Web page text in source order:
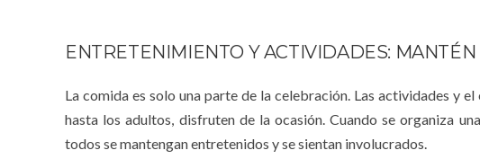
ENTRETENIMIENTO Y ACTIVIDADES:
La comida es solo una parte de la celebración. Las actividades y
hasta los adultos, disfruten de la ocasión. Cuando se organiza
todos se mantengan entretenidos y se sientan involucrados.